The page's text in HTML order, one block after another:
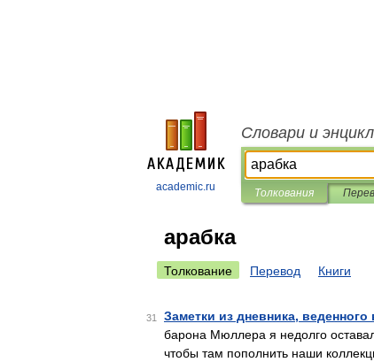
academic.ru
Словари и
Толкования
арабка
Толкование Перевод Книги
31 Заметки из дневника,
барона Мюллера я недолго
чтобы там пополнить наши